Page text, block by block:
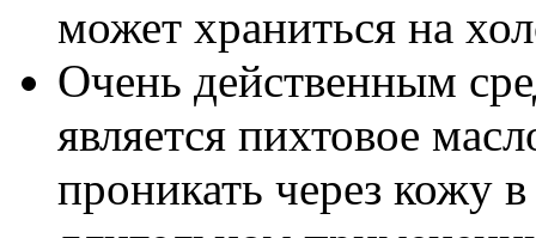
может храниться на
Очень действенным
является пихтовое
проникать через кожу